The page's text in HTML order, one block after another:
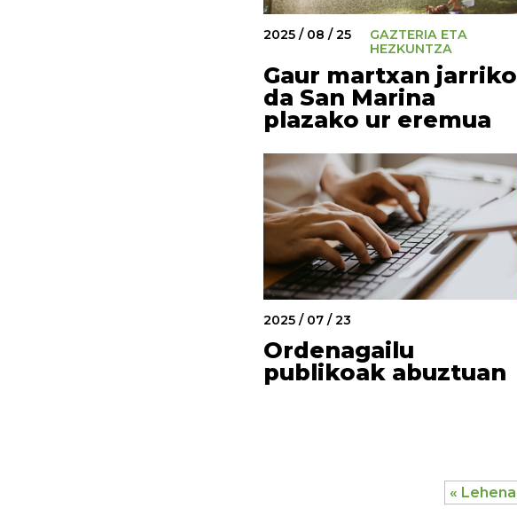
2025 / 08 / 25
GAZTERIA ETA
HEZKUNTZA
Gaur martxan jarriko
da San Marina
plazako ur eremua
2025 / 07 / 23
Ordenagailu
publikoak abuztuan
« Lehena